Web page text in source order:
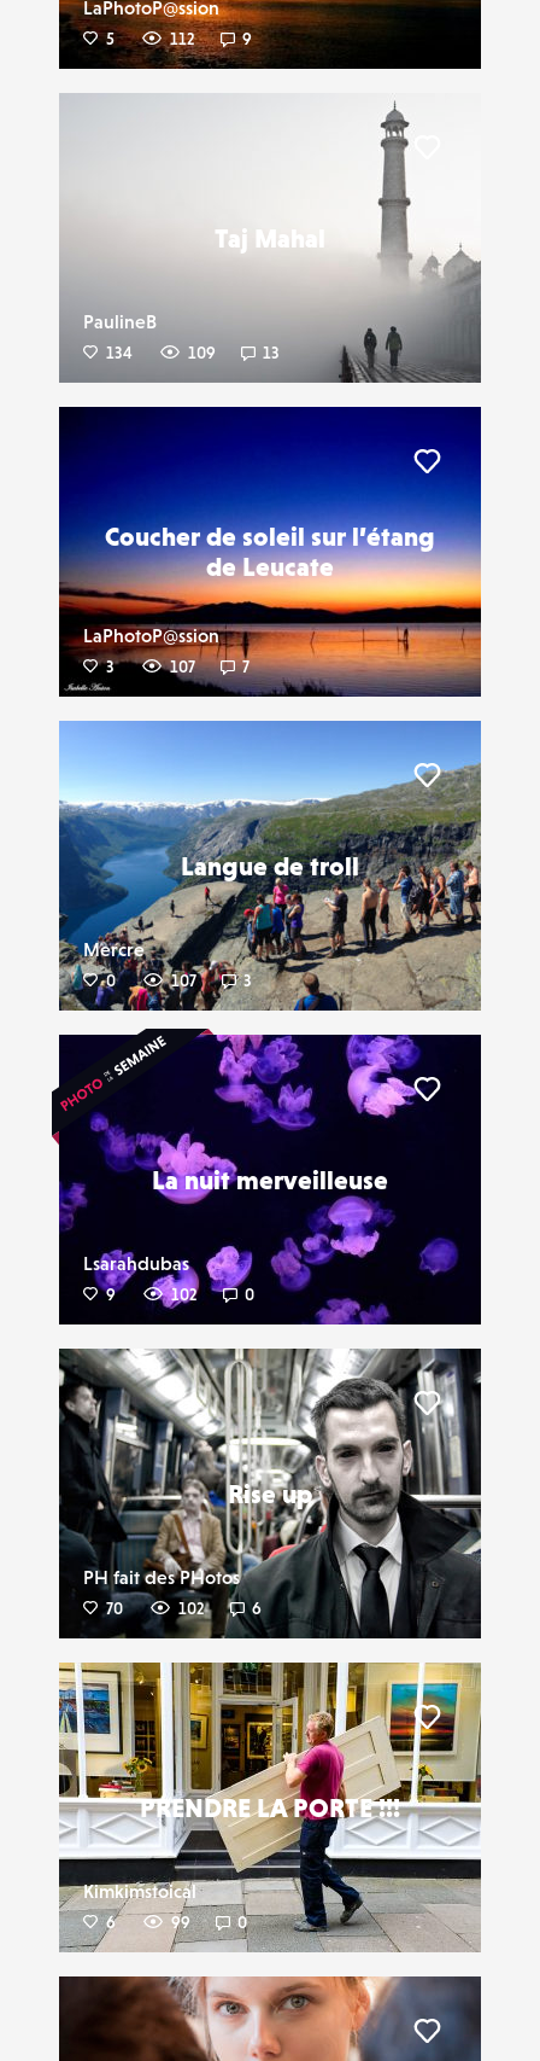
LaPhotoP@ssion
5 112 9
Taj Mahal
PaulineB
134 109 13
Coucher de soleil sur l’étang
de Leucate
LaPhotoP@ssion
3 107 7
Langue de troll
Mercre
0 107 3
Liker
La nuit merveilleuse
Lsarahdubas
9 102 0
Rise up
PH fait des PHotos
70 102 6
PRENDRE LA PORTE !!!
Kimkimstoical
6 99 0
Liker